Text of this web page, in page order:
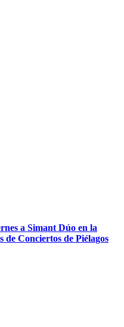
a Simant Dúo en la
de Conciertos de Piélagos